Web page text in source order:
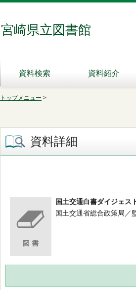
宮崎県立図書館
資料検索 資料紹介
トップメニュー >
資料詳細
国土交通白書ダイジェス
国土交通省総合政策局